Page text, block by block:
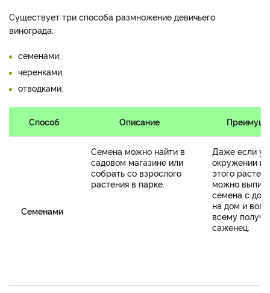
Существует три способа размножение девичьего
винограда:
семенами;
черенками;
отводками.
Способ Описание
Семенами
Семена можно найти в
садовом магазине или
собрать со взрослого
растения в парке.
Даже если у
окружении
этого
можно
семена с
на дом и
всему
саженец.